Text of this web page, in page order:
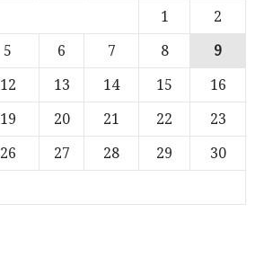
1
2
5 6 7 8
9
12 13 14 15
16
19 20 21 22
23
26 27 28 29
30